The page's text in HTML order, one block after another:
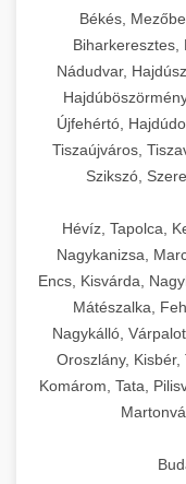
Békés,
Biharkeresztes,
Nádudvar,
Újfehértó,
Tiszaújváros,
Szikszó,
Hévíz, Tapolca,
Nagykanizsa,
Encs, Kisvárda,
Mátészalka,
Nagykálló,
Oroszlány, Kisbér,
Komárom, Tata,